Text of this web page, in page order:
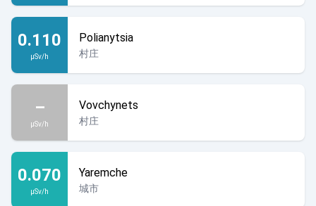
0.110
µSv/h
Polianytsia
村庄
–
µSv/h
Vovchynets
村庄
0.070
µSv/h
Yaremche
城市